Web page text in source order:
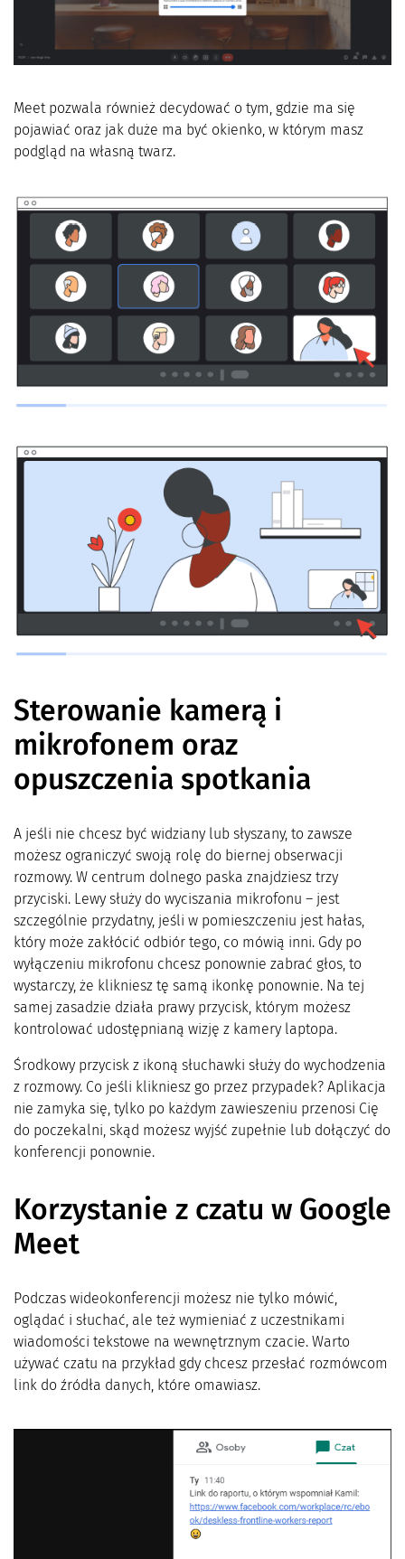
Meet pozwala również decydować o tym, gdzie ma się
pojawiać oraz jak duże ma być okienko, w którym masz
podgląd na własną twarz.
Sterowanie kamerą i
mikrofonem oraz
opuszczenia spotkania
A jeśli nie chcesz być widziany lub słyszany, to zawsze
możesz ograniczyć swoją rolę do biernej obserwacji
rozmowy. W centrum dolnego paska znajdziesz trzy
przyciski. Lewy służy do wyciszania mikrofonu – jest
szczególnie przydatny, jeśli w pomieszczeniu jest hałas,
który może zakłócić odbiór tego, co mówią inni. Gdy po
wyłączeniu mikrofonu chcesz ponownie zabrać głos, to
wystarczy, że klikniesz tę samą ikonkę ponownie. Na tej
samej zasadzie działa prawy przycisk, którym możesz
kontrolować udostępnianą wizję z kamery laptopa.
Środkowy przycisk z ikoną słuchawki służy do wychodzenia
z rozmowy. Co jeśli klikniesz go przez przypadek? Aplikacja
nie zamyka się, tylko po każdym zawieszeniu przenosi Cię
do poczekalni, skąd możesz wyjść zupełnie lub dołączyć do
konferencji ponownie.
Korzystanie z czatu w Google
Meet
Podczas wideokonferencji możesz nie tylko mówić,
oglądać i słuchać, ale też wymieniać z uczestnikami
wiadomości tekstowe na wewnętrznym czacie. Warto
używać czatu na przykład gdy chcesz przesłać rozmówcom
link do źródła danych, które omawiasz.